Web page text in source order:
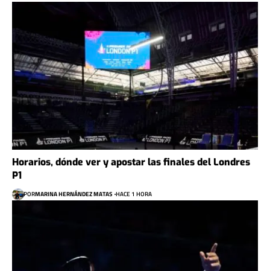
Horarios, dónde ver y apostar las finales del Londres
P1
PORMARINA HERNÁNDEZ MATAS HACE 1 HORA